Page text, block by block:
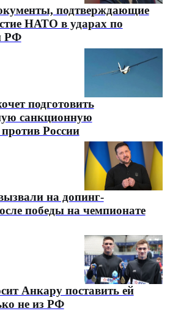
подтверждающие
НАТО в ударах по
РФ
подготовить
санкционную
России
на допинг-
победы на чемпионате
Анкару поставить ей
не из РФ